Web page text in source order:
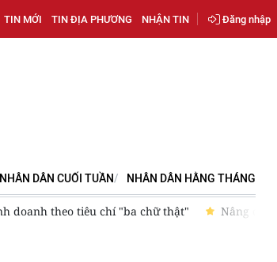
TIN MỚI TIN ĐỊA PHƯƠNG NHẬN TIN Đăng nhập
NHÂN DÂN CUỐI TUẦN NHÂN DÂN HẰNG THÁNG
Nâng cao năng lực cạnh tranh của doanh